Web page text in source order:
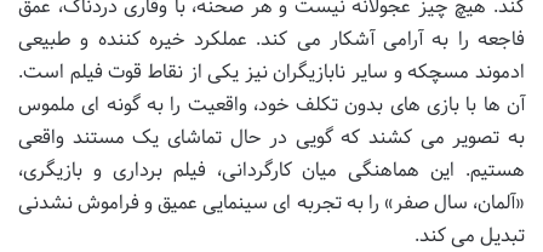
کند. هیچ چیز عجولانه نیست و هر صحنه، با وقاری دردناک، عمق
فاجعه را به آرامی آشکار می کند. عملکرد خیره کننده و طبیعی
ادموند مسچکه و سایر نابازیگران نیز یکی از نقاط قوت فیلم است.
آن ها با بازی های بدون تکلف خود، واقعیت را به گونه ای ملموس
به تصویر می کشند که گویی در حال تماشای یک مستند واقعی
هستیم. این هماهنگی میان کارگردانی، فیلم برداری و بازیگری،
«آلمان، سال صفر» را به تجربه ای سینمایی عمیق و فراموش نشدنی
تبدیل می کند.